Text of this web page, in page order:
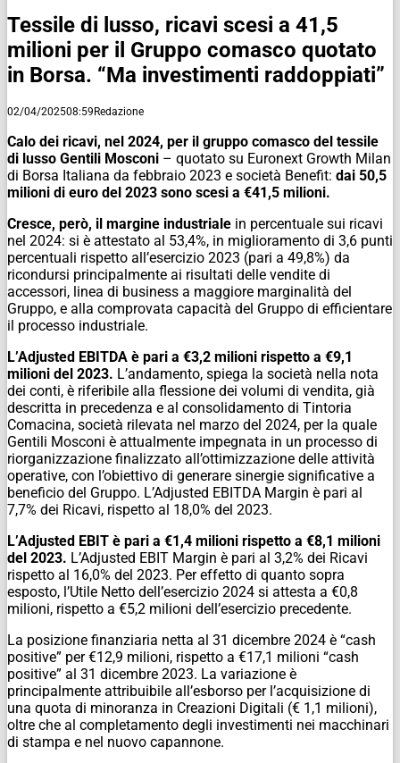
Tessile di lusso, ricavi scesi a 41,5
milioni per il Gruppo comasco quotato
in Borsa. “Ma investimenti raddoppiati”
02/04/202508:59Redazione
Calo dei ricavi, nel 2024, per il gruppo comasco del tessile
di lusso Gentili Mosconi – quotato su Euronext Growth Milan
di Borsa Italiana da febbraio 2023 e società Benefit: dai 50,5
milioni di euro del 2023 sono scesi a €41,5 milioni.
Cresce, però, il margine industriale in percentuale sui ricavi
nel 2024: si è attestato al 53,4%, in miglioramento di 3,6 punti
percentuali rispetto all’esercizio 2023 (pari a 49,8%) da
ricondursi principalmente ai risultati delle vendite di
accessori, linea di business a maggiore marginalità del
Gruppo, e alla comprovata capacità del Gruppo di efficientare
il processo industriale.
L’Adjusted EBITDA è pari a €3,2 milioni rispetto a €9,1
milioni del 2023. L’andamento, spiega la società nella nota
dei conti, è riferibile alla flessione dei volumi di vendita, già
descritta in precedenza e al consolidamento di Tintoria
Comacina, società rilevata nel marzo del 2024, per la quale
Gentili Mosconi è attualmente impegnata in un processo di
riorganizzazione finalizzato all’ottimizzazione delle attività
operative, con l’obiettivo di generare sinergie significative a
beneficio del Gruppo. L’Adjusted EBITDA Margin è pari al
7,7% dei Ricavi, rispetto al 18,0% del 2023.
L’Adjusted EBIT è pari a €1,4 milioni rispetto a €8,1 milioni
del 2023. L’Adjusted EBIT Margin è pari al 3,2% dei Ricavi
rispetto al 16,0% del 2023. Per effetto di quanto sopra
esposto, l’Utile Netto dell’esercizio 2024 si attesta a €0,8
milioni, rispetto a €5,2 milioni dell’esercizio precedente.
La posizione finanziaria netta al 31 dicembre 2024 è “cash
positive” per €12,9 milioni, rispetto a €17,1 milioni “cash
positive” al 31 dicembre 2023. La variazione è
principalmente attribuibile all’esborso per l’acquisizione di
una quota di minoranza in Creazioni Digitali (€ 1,1 milioni),
oltre che al completamento degli investimenti nei macchinari
di stampa e nel nuovo capannone.